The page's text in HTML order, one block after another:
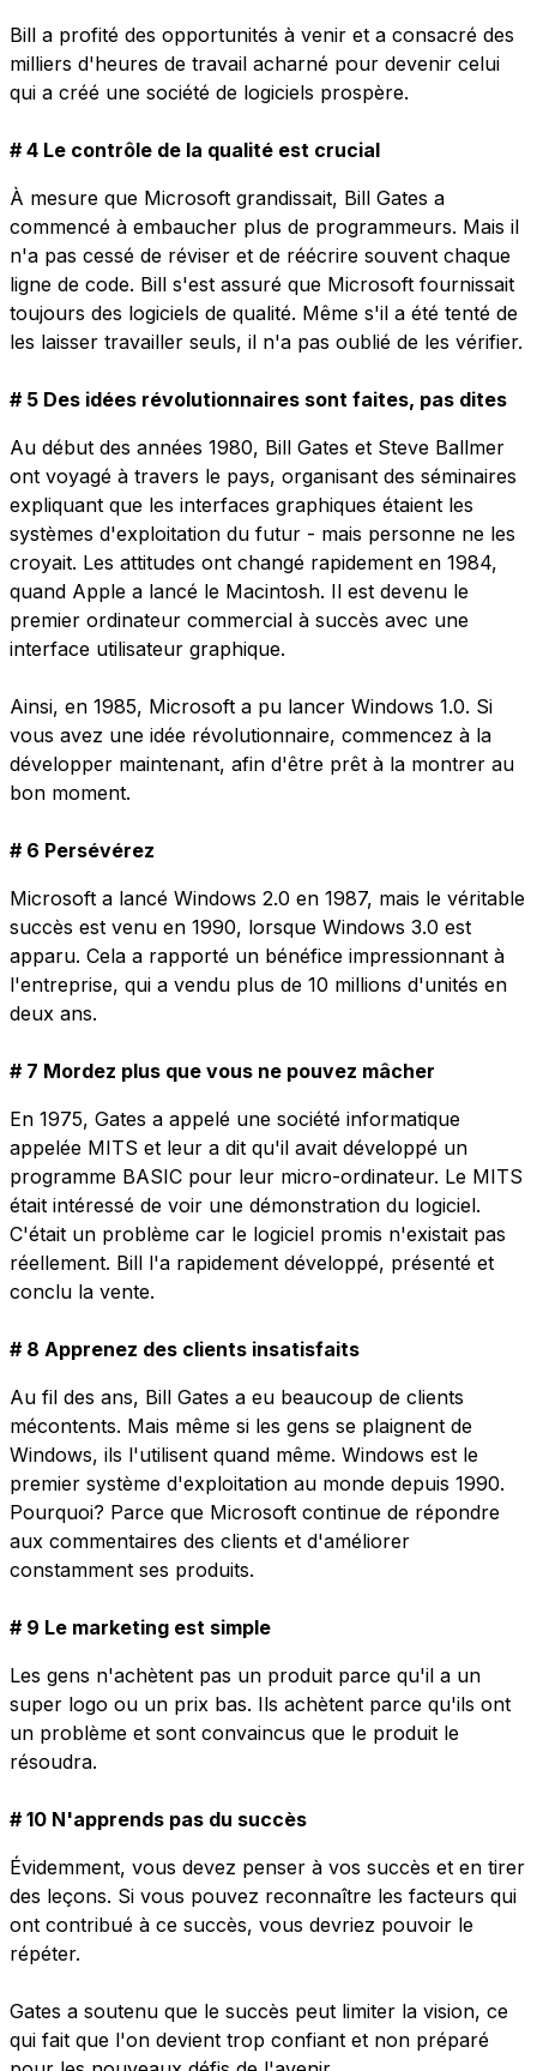
Bill a profité des opportunités à venir et a consacré des
milliers d'heures de travail acharné pour devenir celui
qui a créé une société de logiciels prospère.
# 4 Le contrôle de la qualité est crucial
À mesure que Microsoft grandissait, Bill Gates a
commencé à embaucher plus de programmeurs. Mais il
n'a pas cessé de réviser et de réécrire souvent chaque
ligne de code. Bill s'est assuré que Microsoft fournissait
toujours des logiciels de qualité. Même s'il a été tenté de
les laisser travailler seuls, il n'a pas oublié de les vérifier.
# 5 Des idées révolutionnaires sont faites, pas dites
Au début des années 1980, Bill Gates et Steve Ballmer
ont voyagé à travers le pays, organisant des séminaires
expliquant que les interfaces graphiques étaient les
systèmes d'exploitation du futur - mais personne ne les
croyait. Les attitudes ont changé rapidement en 1984,
quand Apple a lancé le Macintosh. Il est devenu le
premier ordinateur commercial à succès avec une
interface utilisateur graphique.
Ainsi, en 1985, Microsoft a pu lancer Windows 1.0. Si
vous avez une idée révolutionnaire, commencez à la
développer maintenant, afin d'être prêt à la montrer au
bon moment.
# 6 Persévérez
Microsoft a lancé Windows 2.0 en 1987, mais le véritable
succès est venu en 1990, lorsque Windows 3.0 est
apparu. Cela a rapporté un bénéfice impressionnant à
l'entreprise, qui a vendu plus de 10 millions d'unités en
deux ans.
# 7 Mordez plus que vous ne pouvez mâcher
En 1975, Gates a appelé une société informatique
appelée MITS et leur a dit qu'il avait développé un
programme BASIC pour leur micro-ordinateur. Le MITS
était intéressé de voir une démonstration du logiciel.
C'était un problème car le logiciel promis n'existait pas
réellement. Bill l'a rapidement développé, présenté et
conclu la vente.
# 8 Apprenez des clients insatisfaits
Au fil des ans, Bill Gates a eu beaucoup de clients
mécontents. Mais même si les gens se plaignent de
Windows, ils l'utilisent quand même. Windows est le
premier système d'exploitation au monde depuis 1990.
Pourquoi? Parce que Microsoft continue de répondre
aux commentaires des clients et d'améliorer
constamment ses produits.
# 9 Le marketing est simple
Les gens n'achètent pas un produit parce qu'il a un
super logo ou un prix bas. Ils achètent parce qu'ils ont
un problème et sont convaincus que le produit le
résoudra.
# 10 N'apprends pas du succès
Évidemment, vous devez penser à vos succès et en tirer
des leçons. Si vous pouvez reconnaître les facteurs qui
ont contribué à ce succès, vous devriez pouvoir le
répéter.
Gates a soutenu que le succès peut limiter la vision, ce
qui fait que l'on devient trop confiant et non préparé